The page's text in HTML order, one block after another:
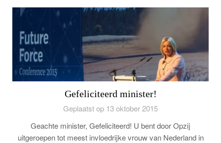
Gefeliciteerd minister!
Geplaatst op 13 oktober 2015
Geachte minister, Gefeliciteerd! U bent door Opzij
uitgeroepen tot meest invloedrijke vrouw van Nederland in